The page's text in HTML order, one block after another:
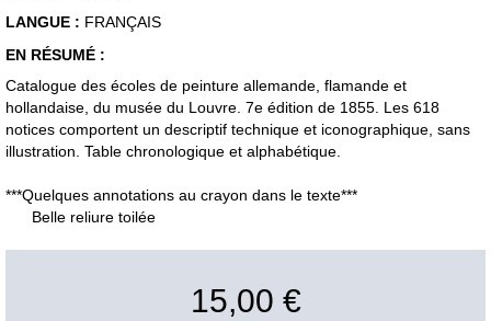
LANGUE : FRANÇAIS
EN RÉSUMÉ :
Catalogue des écoles de peinture allemande, flamande et
hollandaise, du musée du Louvre. 7e édition de 1855. Les 618
notices comportent un descriptif technique et iconographique, sans
illustration. Table chronologique et alphabétique.
***Quelques annotations au crayon dans le texte***
Belle reliure toilée
15,00 €